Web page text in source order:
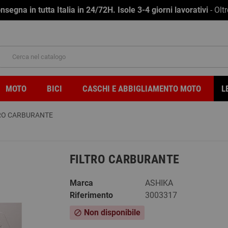
in tutta Italia in 24/72H. Isole 3-4 giorni lavorativi -
MOTO BICI CASCHI E ABBIGLIAMENTO MOTO
CARBURANTE
FILTRO CARBURANTE
Marca
ASHIKA
Riferimento
3003317
block Non disponibile